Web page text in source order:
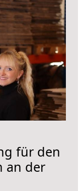
für den
an der